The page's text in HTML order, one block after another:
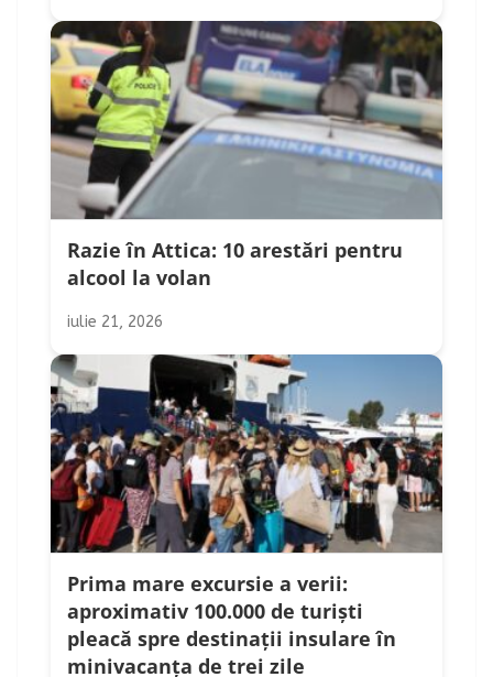
Razie în Attica: 10 arestări pentru
alcool la volan
iulie 21, 2026
Prima mare excursie a verii:
aproximativ 100.000 de turiști
pleacă spre destinații insulare în
minivacanța de trei zile